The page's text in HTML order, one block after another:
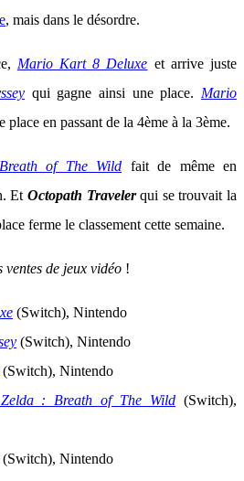
, mais dans le désordre.
Mario Kart 8 Deluxe et arrive juste
qui gagne ainsi une place. Mario
place en passant de la 4ème à la 3ème.
of The Wild fait de même en
Et Octopath Travelerqui se trouvait la
ferme le classement cette semaine.
ventes de jeux vidéo !
(Switch), Nintendo
(Switch), Nintendo
(Switch), Nintendo
: Breath of The Wild (Switch),
(Switch), Nintendo